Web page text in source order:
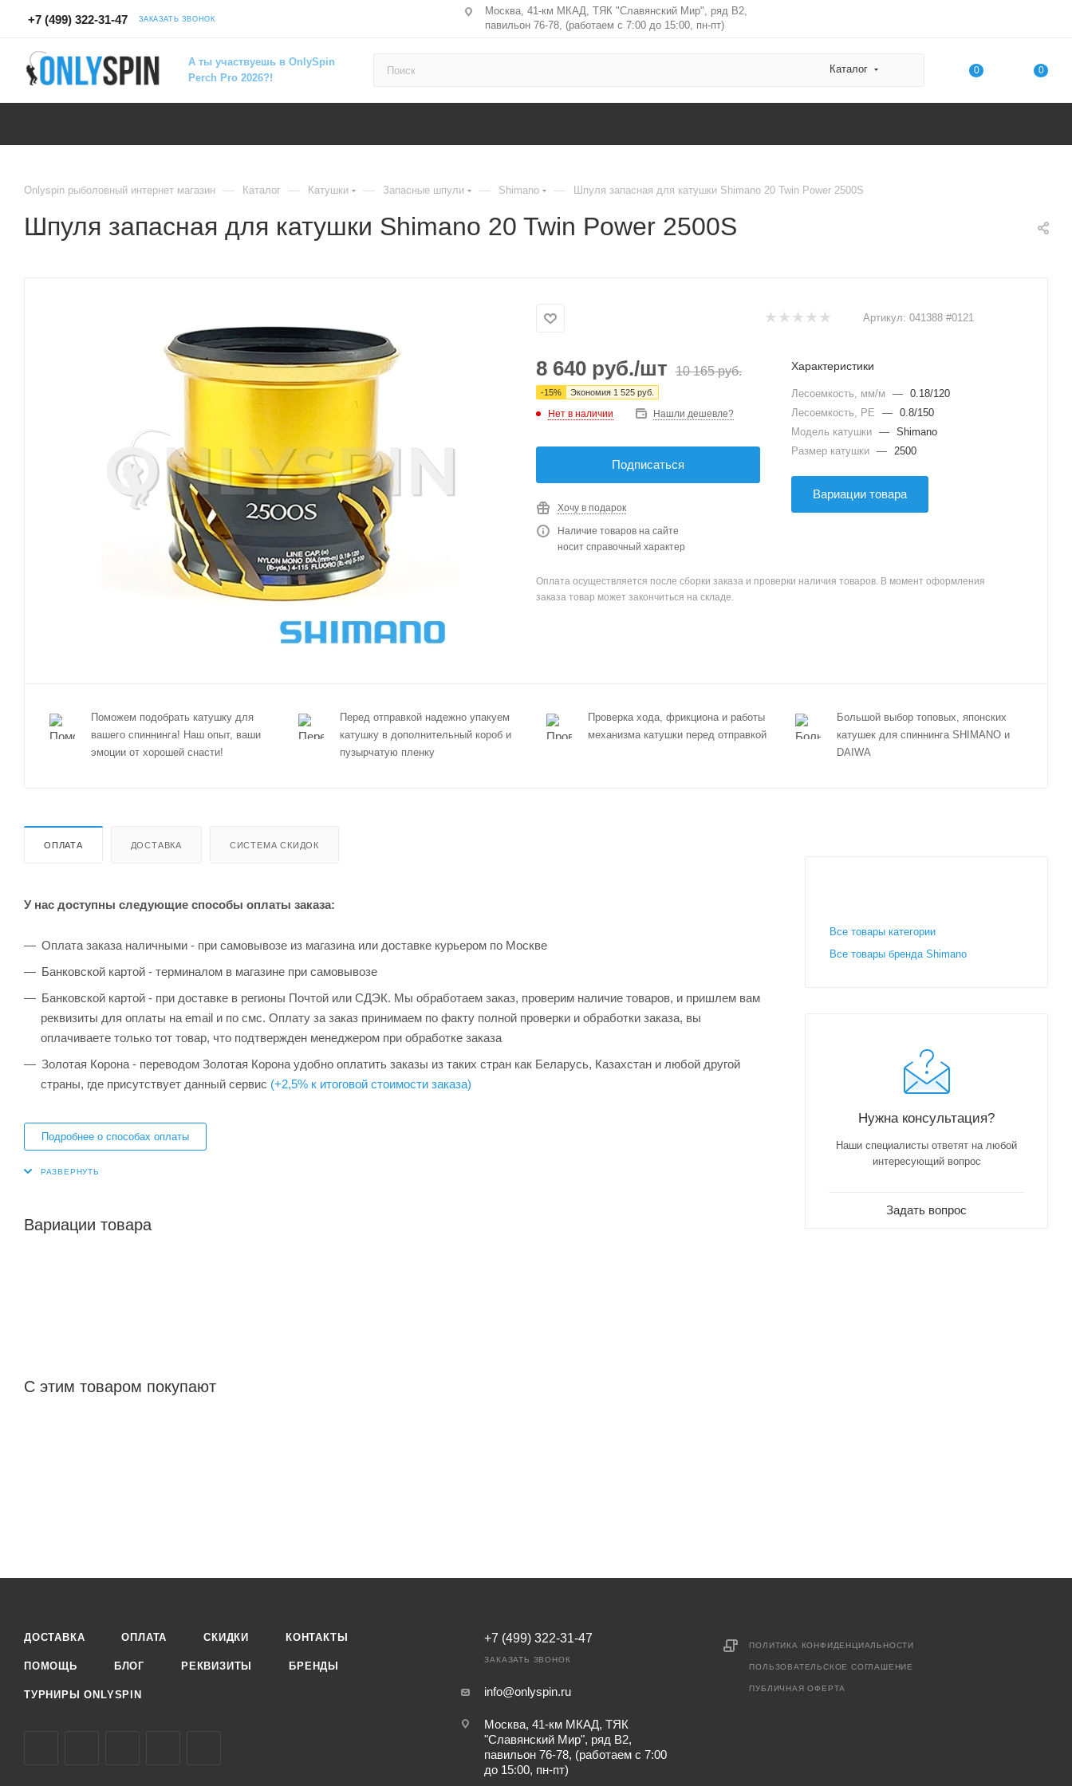
+7 (499) 322-31-47 ЗАКАЗАТЬ ЗВОНОК
Москва, 41-км МКАД, ТЯК "Славянский Мир", ряд В2,
павильон 76-78, (работаем с 7:00 до 15:00, пн-пт)
А ты участвуешь в OnlySpin
Perch Pro 2026?!
Каталог 0 0
Onlyspin рыболовный интернет магазин — Каталог — Катушки — Запасные шпули — Shimano — Шпуля запасная для катушки Shimano 20 Twin Power 2500S
Шпуля запасная для катушки Shimano 20 Twin Power 2500S
Артикул: 041388 #0121
8 640 руб./шт 10 165руб.
-15% Экономия 1 525 руб.
Нет в наличии Нашли дешевле?
Подписаться
Хочу в подарок
Наличие товаров на сайте
носит справочный характер
Характеристики
Лесоемкость, мм/м — 0.18/120
Лесоемкость, PE
— 0.8/150
Модель катушки — Shimano
Размер катушки — 2500
Вариации товара
Оплата осуществляется после сборки заказа и проверки наличия товаров. В момент оформления
заказа товар может закончиться на складе.
Поможем подобрать катушку для
вашего спиннинга! Наш опыт, ваши
эмоции от хорошей снасти!
Перед отправкой надежно упакуем
катушку в дополнительный короб и
пузырчатую пленку
Проверка хода, фрикциона и работы
механизма катушки перед отправкой
Большой выбор топовых, японских
катушек для спиннинга SHIMANO и
DAIWA
ОПЛАТА ДОСТАВКА СИСТЕМА СКИДОК
У нас доступны следующие способы оплаты заказа:
Оплата заказа наличными - при самовывозе из магазина или доставке курьером по Москве
Банковской картой - терминалом в магазине при самовывозе
Банковской картой - при доставке в регионы Почтой или СДЭК. Мы обработаем заказ, проверим наличие товаров, и пришлем вам
реквизиты для оплаты на email и по смс. Оплату за заказ принимаем по факту полной проверки и обработки заказа, вы
оплачиваете только тот товар, что подтвержден менеджером при обработке заказа
Золотая Корона - переводом Золотая Корона удобно оплатить заказы из таких стран как Беларусь, Казахстан и любой другой
страны, где присутствует данный сервис (+2,5% к итоговой стоимости заказа)
Подробнее о способах оплаты
Вариации товара
С этим товаром покупают
Все товары категории
Все товары бренда Shimano
Нужна консультация?
Наши специалисты ответят на любой
интересующий вопрос
Задать вопрос
ДОСТАВКА ОПЛАТА СКИДКИ КОНТАКТЫ
ПОМОЩЬ БЛОГ РЕКВИЗИТЫ БРЕНДЫ
ТУРНИРЫ ONLYSPIN
+7 (499) 322-31-47
ЗАКАЗАТЬ ЗВОНОК
info@onlyspin.ru
Москва, 41-км МКАД, ТЯК
"Славянский Мир", ряд В2,
павильон 76-78, (работаем с 7:00
до 15:00, пн-пт)
ПОЛИТИКА КОНФИДЕНЦИАЛЬНОСТИ
ПОЛЬЗОВАТЕЛЬСКОЕ СОГЛАШЕНИЕ
ПУБЛИЧНАЯ ОФЕРТА